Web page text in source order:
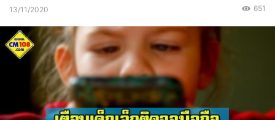
13/11/2020 651